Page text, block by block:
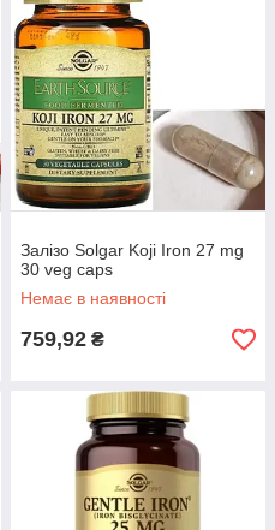
Залізо Solgar Koji Iron 27 mg
30 veg caps
Немає в наявності
759,92 ₴